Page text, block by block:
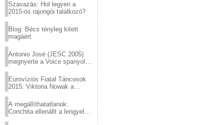
Szavazás: Hol legyen a
2015-ös rajongói találkozó?
Blog: Bécs tényleg kitett
magáért
Antonio José (JESC 2005)
megnyerte a Voice spanyol
Eurovíziós Fiatal Táncosok
2015: Viktoria Nowak a
A megállíthatatlanok:
Conchita ellenállt a lengyel